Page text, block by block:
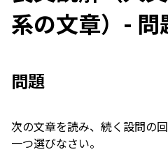
系の文章）- 問
問題
次の文章を読み、続く設問の
一つ選びなさい。